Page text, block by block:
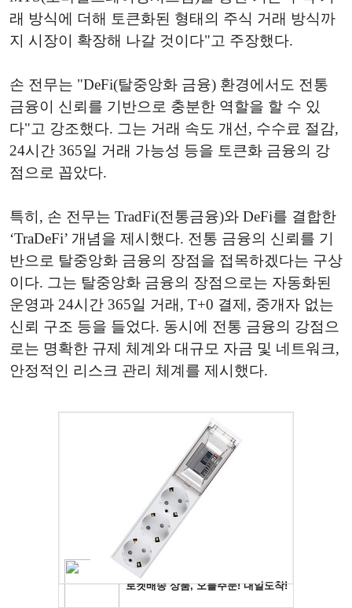
래 방식에 더해 토큰화된 형태의 주식 거래 방식까
지 시장이 확장해 나갈 것이다"고 주장했다.
손 전무는 "DeFi(탈중앙화 금융) 환경에서도 전통
금융이 신뢰를 기반으로 충분한 역할을 할 수 있
다"고 강조했다. 그는 거래 속도 개선, 수수료 절감,
24시간 365일 거래 가능성 등을 토큰화 금융의 강
점으로 꼽았다.
특히, 손 전무는 TradFi(전통금융)와 DeFi를 결합한
‘TraDeFi’ 개념을 제시했다. 전통 금융의 신뢰를 기
반으로 탈중앙화 금융의 장점을 접목하겠다는 구상
이다. 그는 탈중앙화 금융의 장점으로는 자동화된
운영과 24시간 365일 거래, T+0 결제, 중개자 없는
신뢰 구조 등을 들었다. 동시에 전통 금융의 강점으
로는 명확한 규제 체계와 대규모 자금 및 네트워크,
안정적인 리스크 관리 체계를 제시했다.